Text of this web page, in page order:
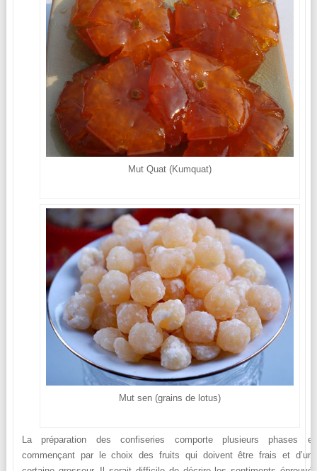
Mut Quat (Kumquat)
Mut sen (grains de lotus)
La préparation des confiseries comporte plusieurs phases en
commençant par le choix des fruits qui doivent être frais et d’une